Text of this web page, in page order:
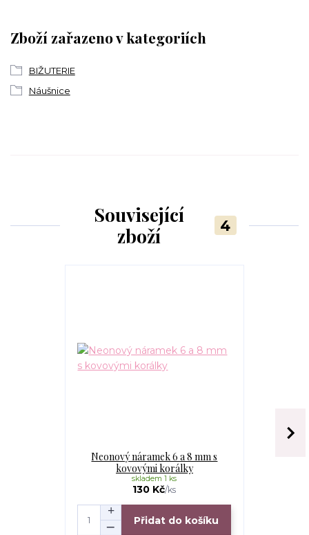
Zboží zařazeno v kategoriích
BIŽUTERIE
Náušnice
Související
zboží
4
Neonový náramek 6 a 8 mm s
kovovými korálky
130 Kč/ks
skladem 1 ks
Přidat do košíku